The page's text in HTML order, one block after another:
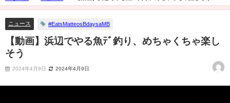
ニュース #EatsMatteosBdaysaMB
【動画】浜辺でやる魚ﾃﾞ釣り、めちゃくちゃ楽し
そう
2024年4月9日 2024年4月9日